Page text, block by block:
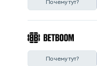
Почему тут?
Почему тут?